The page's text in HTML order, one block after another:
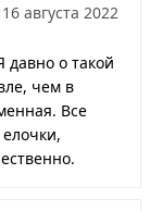
16 августа 2022
давно о такой
чем в
Все